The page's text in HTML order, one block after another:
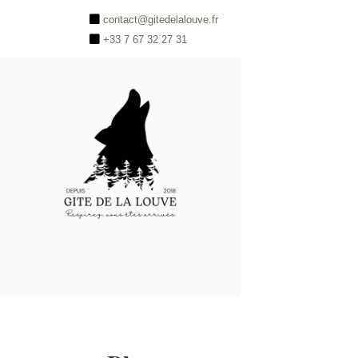
contact@gitedelalouve.fr
+33 7 67 32 27 31